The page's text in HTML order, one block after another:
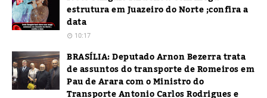
estrutura em Juazeiro do Norte ;confira a
data
10:17
BRASÍLIA: Deputado Arnon Bezerra trata
de assuntos do transporte de Romeiros em
Pau de Arara com o Ministro do
Transporte Antonio Carlos Rodrigues e